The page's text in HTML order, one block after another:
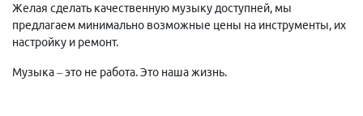
Желая сделать качественную музыку доступней, мы
предлагаем минимально возможные цены на инструменты, их
настройку и ремонт.
Музыка – это не работа. Это наша жизнь.